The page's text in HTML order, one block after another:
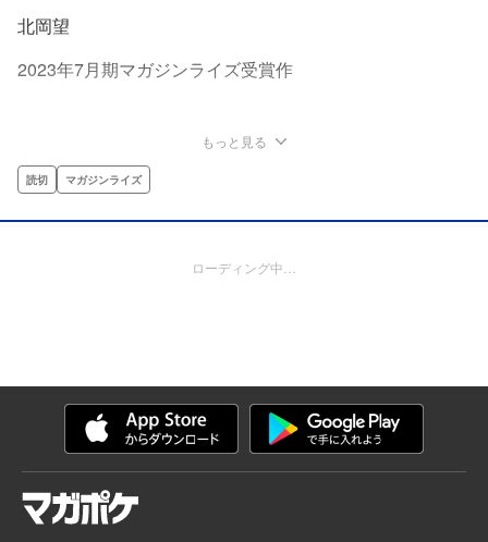
北岡望
2023年7月期マガジンライズ受賞作
もっと見る
読切 マガジンライズ
ローディング中…